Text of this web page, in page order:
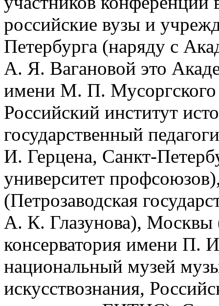
российские вузы и
Петербурга (наряду с
А. Я. Вагановой это
имени М. П. Мусоргского
Российский институт
государственный
И. Герцена, Санкт-
университет
(Петрозаводская
А. К. Глазунова), Москвы
консерватория имени П.
национальный музей
искусствознания,